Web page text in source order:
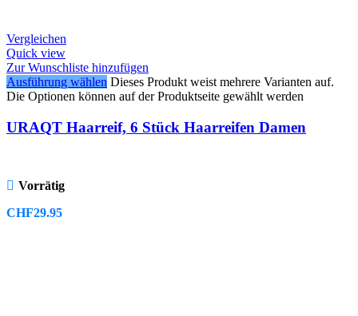
Vergleichen
Quick view
Zur Wunschliste hinzufügen
Ausführung wählen Dieses Produkt weist mehrere Varianten auf.
Die Optionen können auf der Produktseite gewählt werden
URAQT Haarreif, 6 Stück Haarreifen Damen
Vorrätig
CHF29.95